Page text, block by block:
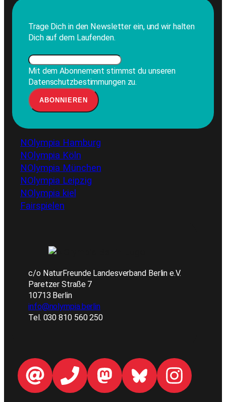
Trage Dich in den Newsletter ein, und wir halten
Dich auf dem Laufenden.
Mit dem Abonnement stimmst du unseren
Datenschutzbestimmungen zu.
NOlympia Hamburg
NOlympia Köln
NOlympia München
NOlympia Leipzig
NOlympia kiel
Fairspielen
c/o NaturFreunde Landesverband Berlin e.V.
Paretzer Straße 7
10713 Berlin
info@nolympia.berlin
Tel. 030 810 560 250